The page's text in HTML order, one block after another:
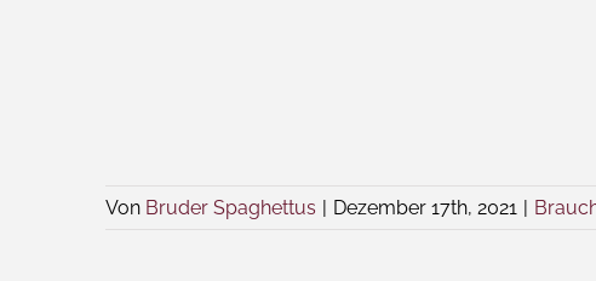
Von Bruder Spaghettus | Dezember 17th, 2021 |